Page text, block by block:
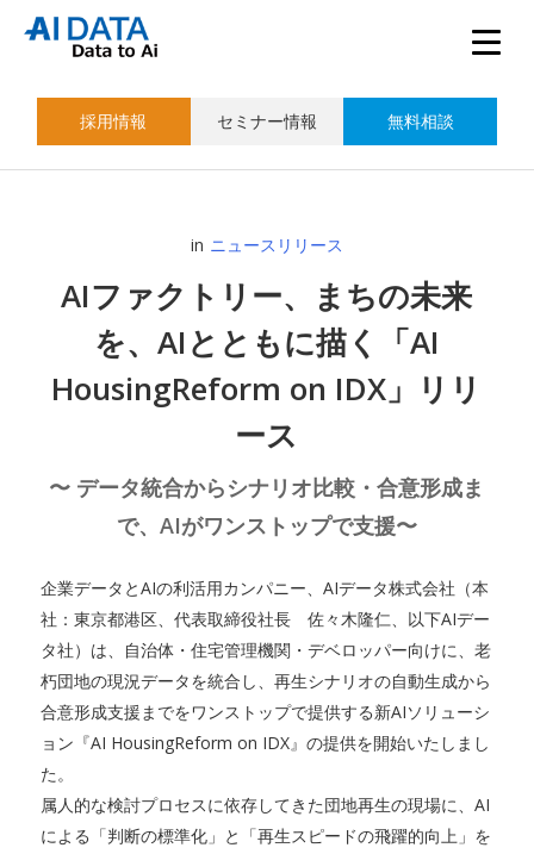
採用情報 セミナー情報 無料相談
in ニュースリリース
AIファクトリー、まちの未来
を、AIとともに描く「AI
HousingReform on IDX」リリ
ース
〜 データ統合からシナリオ比較・合意形成ま
で、AIがワンストップで支援〜
企業データとAIの利活用カンパニー、AIデータ株式会社（本
社：東京都港区、代表取締役社長 佐々木隆仁、以下AIデー
タ社）は、自治体・住宅管理機関・デベロッパー向けに、老
朽団地の現況データを統合し、再生シナリオの自動生成から
合意形成支援までをワンストップで提供する新AIソリューシ
ョン『AI HousingReform on IDX』の提供を開始いたしまし
た。
属人的な検討プロセスに依存してきた団地再生の現場に、AI
による「判断の標準化」と「再生スピードの飛躍的向上」を